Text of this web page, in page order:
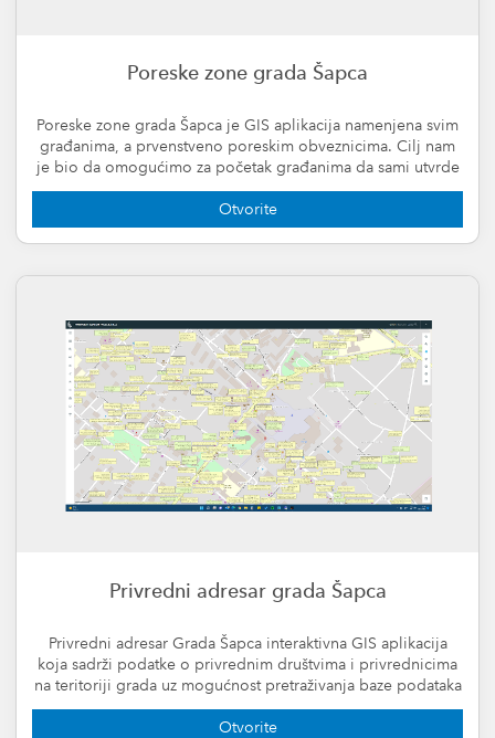
Poreske zone grada Šapca
Poreske zone grada Šapca je GIS aplikacija namenjena svim
građanima, a prvenstveno poreskim obveznicima. Cilj nam
je bio da omogućimo za početak građanima da sami utvrde
u kojoj se zoni za obračun poreza nalaze.
Otvorite
Privredni adresar grada Šapca
Privredni adresar Grada Šapca interaktivna GIS aplikacija
koja sadrži podatke o privrednim društvima i privrednicima
na teritoriji grada uz mogućnost pretraživanja baze podataka
po više kriterijuma
Otvorite